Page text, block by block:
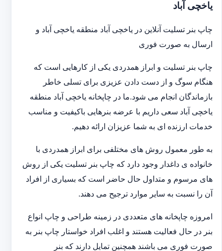
یاخچی آباد
چاپ بنر تسلیت آنلاین در یاخچی آباد منطقه یاخچی آباد و
ارسال به صورت فوری
چاپ بنر تسلیت و ابراز همدردی یکی از کارهایی است که
هنگام سوگ و از دست دادن عزیزی برای تسلی خاطر
بازماندگان انجام می شود.ما در چاپخانه یاخچی آباد منطقه
یاخچی آباد سعی داریم با عرضه بنرهایی باکیفیت و مناسب
خدمات ارزنده ای به شما عزیزان ارائه دهیم.
به طور معمول روش های مختلفی برای ابراز همدردی با
خانواده ی داغدار وجود دارد که چاپ بنر تسلیت یکی از روش
های مرسوم و متداول حال حاضر است که بسیاری از افراد
آن را نسبت به سایر موارد ترجیح می دهند.
امروزه چاپخانه های متعددی در زمینه طراحی و چاپ انواع
بنر در حال فعالیت هستند و اغلب افراد خواستار چاپ بنر به
صورت فوری می باشند همچنین تمایل دارند که بنر